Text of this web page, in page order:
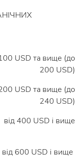
USD та вище (до
200 USD)
USD та вище (до
240 USD)
від 400 USD і вище
від 600 USD і вище